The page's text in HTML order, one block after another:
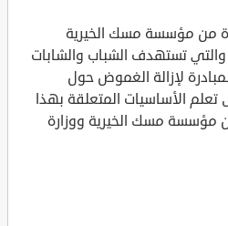
من مؤسسة مسك الخيرية
تستهدف الشباب والشابات
لإزالة الغموض حول
تعلم الأساسيات المتعلقة بهذا
مؤسسة مسك الخيرية ووزارة